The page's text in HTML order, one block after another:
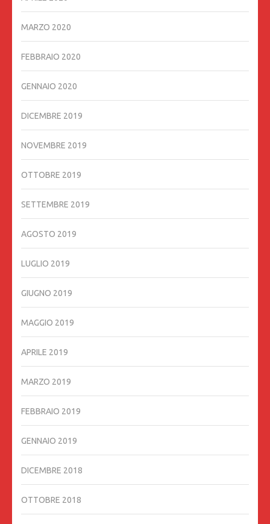
MARZO 2020
FEBBRAIO 2020
GENNAIO 2020
DICEMBRE 2019
NOVEMBRE 2019
OTTOBRE 2019
SETTEMBRE 2019
AGOSTO 2019
LUGLIO 2019
GIUGNO 2019
MAGGIO 2019
APRILE 2019
MARZO 2019
FEBBRAIO 2019
GENNAIO 2019
DICEMBRE 2018
OTTOBRE 2018